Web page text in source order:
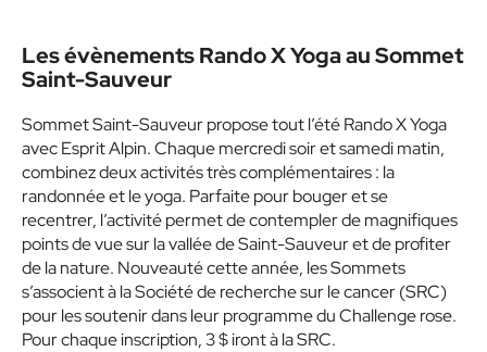
Les évènements Rando X Yoga au Sommet
Saint-Sauveur
Sommet Saint-Sauveur propose tout l’été Rando X Yoga
avec Esprit Alpin. Chaque mercredi soir et samedi matin,
combinez deux activités très complémentaires : la
randonnée et le yoga. Parfaite pour bouger et se
recentrer, l’activité permet de contempler de magnifiques
points de vue sur la vallée de Saint-Sauveur et de profiter
de la nature. Nouveauté cette année, les Sommets
s’associent à la Société de recherche sur le cancer (SRC)
pour les soutenir dans leur programme du Challenge rose.
Pour chaque inscription, 3 $ iront à la SRC.